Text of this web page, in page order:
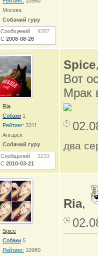
Москва
Собачий гуру
Сообщений 9387
С 2008-08-26
Ria
Собаки 1
Рейтинг: 3311
Ангарск
Собачий гуру
Сообщений 3233
С 2010-03-21
Spice
Вот
Мрак
два
Spice
Собаки 5
Рейтинг: 10980
Ria,